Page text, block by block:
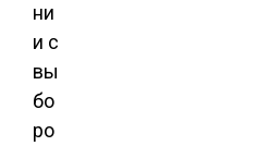
ни
и с
вы
бо
ро